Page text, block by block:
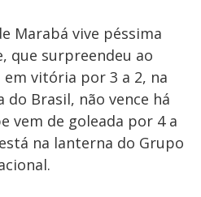
Marabá vive péssima
que surpreendeu ao
vitória por 3 a 2, na
do Brasil, não vence há
vem de goleada por 4 a
na lanterna do Grupo